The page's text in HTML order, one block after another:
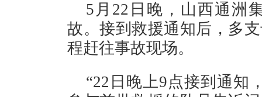
5月22日晚，山西通洲
故。接到救援通知后，多
程赶往事故现场。
“22日晚上9点接到通知